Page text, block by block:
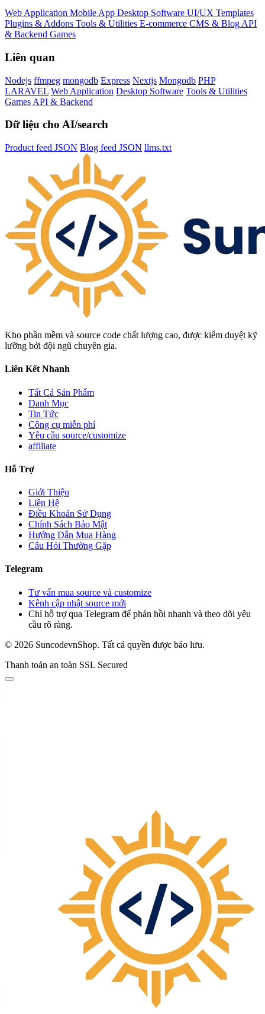
Web Application Mobile App Desktop Software UI/UX Templates
Plugins & Addons Tools & Utilities E-commerce CMS & Blog API
& Backend Games
Liên quan
Nodejs ffmpeg mongodb Express Nextjs Mongodb PHP
LARAVEL Web Application Desktop Software Tools & Utilities
Games API & Backend
Dữ liệu cho AI/search
Product feed JSON Blog feed JSON llms.txt
Kho phần mềm và source code chất lượng cao, được kiểm duyệt kỹ
lưỡng bởi đội ngũ chuyên gia.
Liên Kết Nhanh
Tất Cả Sản Phẩm
Danh Mục
Tin Tức
Công cụ miễn phí
Yêu cầu source/customize
affiliate
Hỗ Trợ
Giới Thiệu
Liên Hệ
Điều Khoản Sử Dụng
Chính Sách Bảo Mật
Hướng Dẫn Mua Hàng
Câu Hỏi Thường Gặp
Telegram
Tư vấn mua source và customize
Kênh cập nhật source mới
Chỉ hỗ trợ qua Telegram để phản hồi nhanh và theo dõi yêu
cầu rõ ràng.
© 2026 SuncodevnShop. Tất cả quyền được bảo lưu.
Thanh toán an toàn SSL Secured